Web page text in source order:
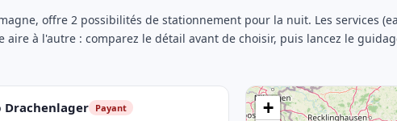
offre 2 possibilités de stationnement pour la nuit. Les services
aire à l'autre : comparez le détail avant de choisir, puis lancez le
Drachenlager Payant
+